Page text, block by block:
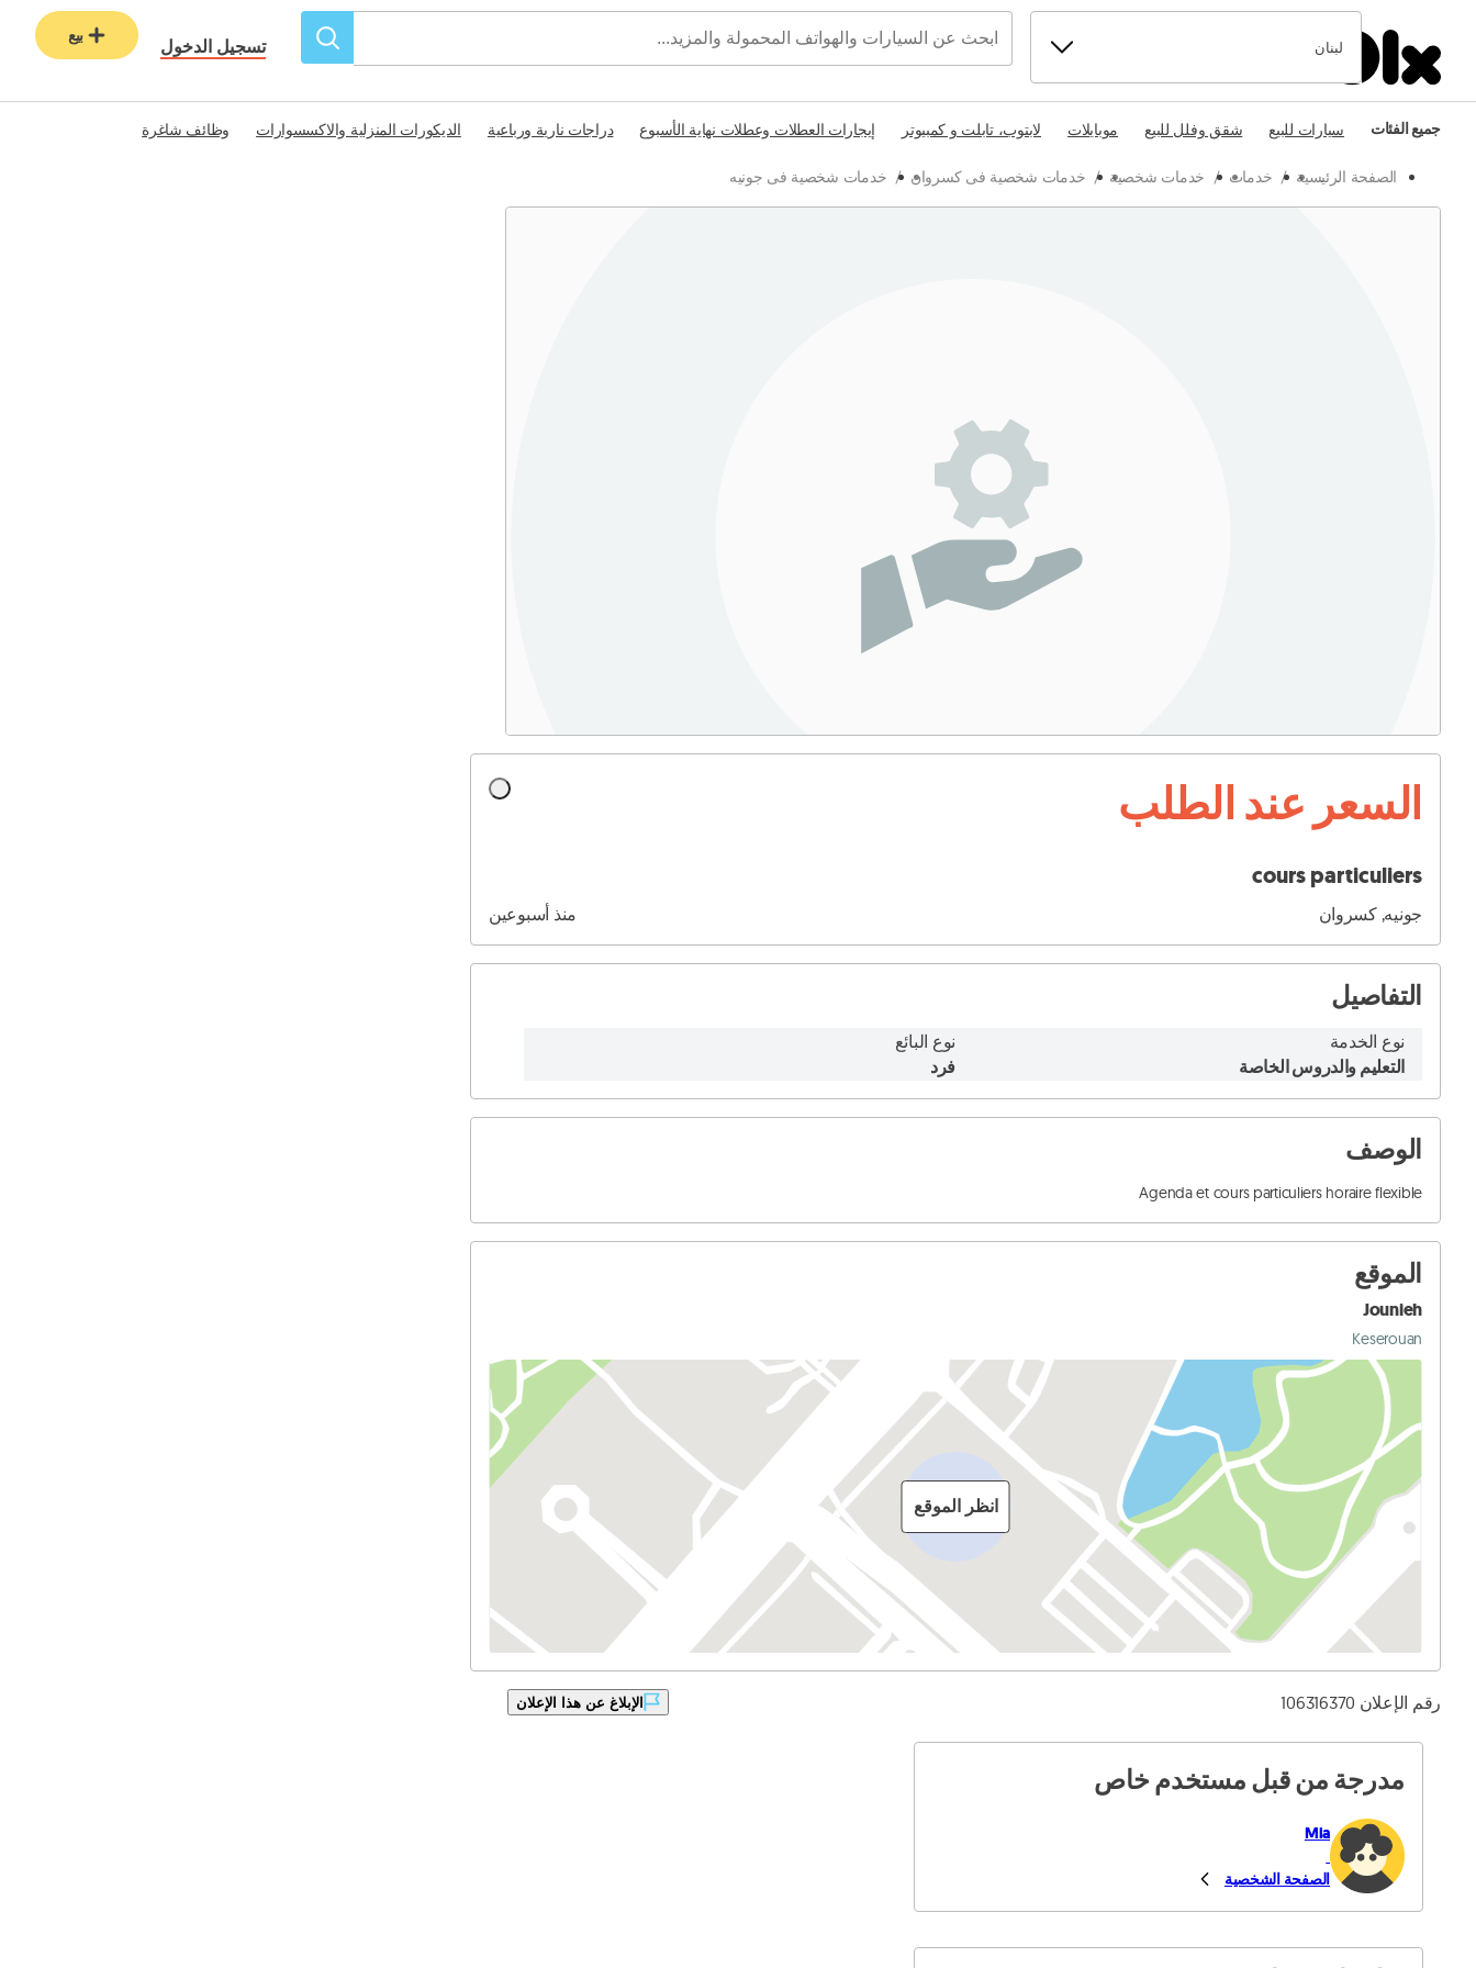
لبنان تسجيل الدخول
بيع
جميع الفئات سيارات للبيع شقق وفلل للبيع موبايلات لابتوب، تابلت و كمبيوتر إيجارات العطلات وعطلات نهاية الأسبوع دراجات نارية ورباعية الديكورات المنزلية والاكسسوارات وظائف شاغرة
الصفحة الرئيسية / خدمات / خدمات شخصية / خدمات شخصية فى كسروان / خدمات شخصية فى جونيه
السعر عند الطلب
cours particuliers
جونيه, كسروان منذ أسبوعين
التفاصيل
نوع الخدمة
التعليم والدروس الخاصة
نوع البائع
فرد
الوصف
Agenda et cours particuliers horaire flexible
الموقع
Jounieh
Keserouan
انظر الموقع
رقم الإعلان 106316370 الإبلاغ عن هذا الإعلان
مدرجة من قبل مستخدم خاص
Mia
الصفحة الشخصية